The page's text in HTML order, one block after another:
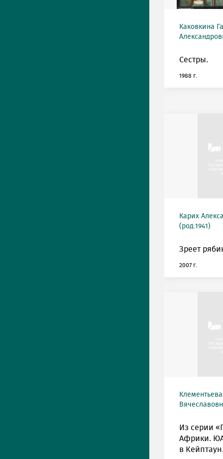
Каковкина
Сестры.
1988 г.
Карих
(род.1941)
Зреет
2007 г.
Из серии
Африки.
в